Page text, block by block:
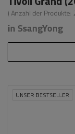
( Anzahl der Produkte:
in SsangYong
UNSER BESTSELLER